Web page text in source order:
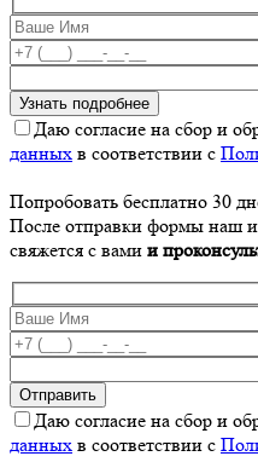
Даю согласие на сбор и
данных в соответствии с
Попробовать бесплатно 30
После отправки формы наш
свяжется с вами и
Даю согласие на сбор и
данных в соответствии с